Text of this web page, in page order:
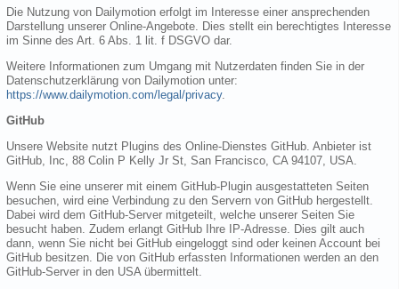
Die Nutzung von Dailymotion erfolgt im Interesse einer ansprechenden
Darstellung unserer Online-Angebote. Dies stellt ein berechtigtes Interesse
im Sinne des Art. 6 Abs. 1 lit. f DSGVO dar.
Weitere Informationen zum Umgang mit Nutzerdaten finden Sie in der
Datenschutzerklärung von Dailymotion unter:
https://www.dailymotion.com/legal/privacy.
GitHub
Unsere Website nutzt Plugins des Online-Dienstes GitHub. Anbieter ist
GitHub, Inc, 88 Colin P Kelly Jr St, San Francisco, CA 94107, USA.
Wenn Sie eine unserer mit einem GitHub-Plugin ausgestatteten Seiten
besuchen, wird eine Verbindung zu den Servern von GitHub hergestellt.
Dabei wird dem GitHub-Server mitgeteilt, welche unserer Seiten Sie
besucht haben. Zudem erlangt GitHub Ihre IP-Adresse. Dies gilt auch
dann, wenn Sie nicht bei GitHub eingeloggt sind oder keinen Account bei
GitHub besitzen. Die von GitHub erfassten Informationen werden an den
GitHub-Server in den USA übermittelt.